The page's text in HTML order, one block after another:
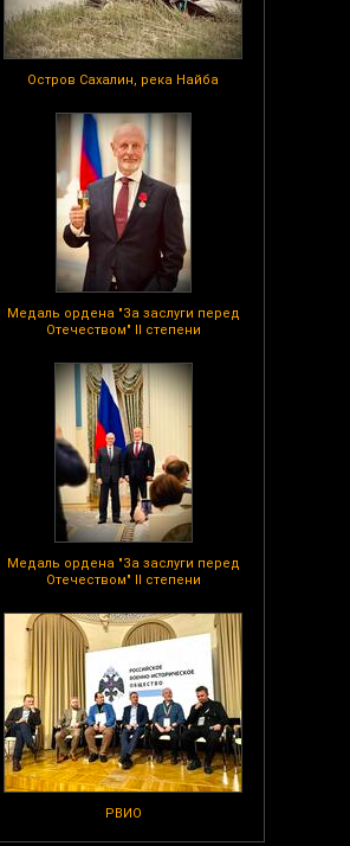
Остров Сахалин, река Найба
Медаль ордена "За заслуги перед
Отечеством" II степени
Медаль ордена "За заслуги перед
Отечеством" II степени
РВИО